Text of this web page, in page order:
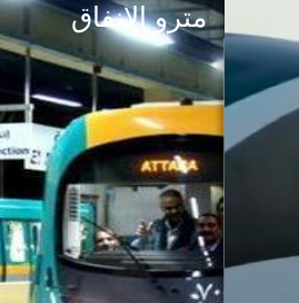
مترو الانفاق